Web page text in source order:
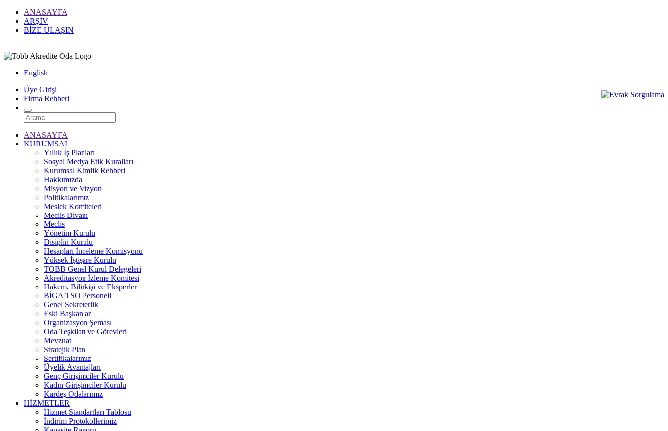
ANASAYFA |
ARŞİV |
BİZE ULAŞIN
English
Üye Girişi
Firma Rehberi
ANASAYFA
KURUMSAL
Yıllık İş Planları
Sosyal Medya Etik Kuralları
Kurumsal Kimlik Rehberi
Hakkımızda
Misyon ve Vizyon
Politikalarımız
Meslek Komiteleri
Meclis Divanı
Meclis
Yönetim Kurulu
Disiplin Kurulu
Hesapları İnceleme Komisyonu
Yüksek İştişare Kurulu
TOBB Genel Kurul Delegeleri
Akreditasyon İzleme Komitesi
Hakem, Bilirkişi ve Eksperler
BİGA TSO Personeli
Genel Sekreterlik
Eski Başkanlar
Organizasyon Şeması
Oda Teşkilatı ve Görevleri
Mevzuat
Stratejik Plan
Sertifikalarımız
Üyelik Avantajları
Genç Girişimciler Kurulu
Kadın Girişimciler Kurulu
Kardeş Odalarımız
HİZMETLER
Hizmet Standartları Tablosu
İndirim Protokollerimiz